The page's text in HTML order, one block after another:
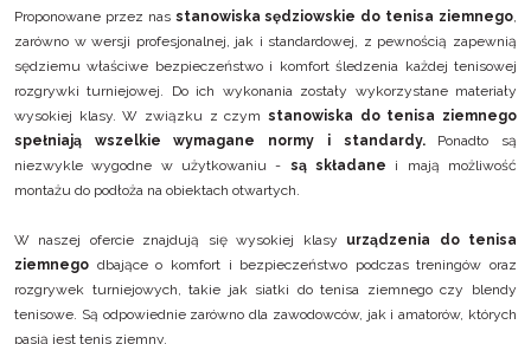
Proponowane przez nasstanowiska sędziowskie do tenisa ziemnego,
zarówno w wersji profesjonalnej, jak i standardowej, z pewnością zapewnią
sędziemu właściwe bezpieczeństwo i komfort śledzenia każdej tenisowej
rozgrywki turniejowej. Do ich wykonania zostały wykorzystane materiały
wysokiej klasy. W związku z czym stanowiska do tenisa ziemnego
spełniają wszelkie wymagane normy i standardy.Ponadto są
niezwykle wygodne w użytkowaniu - są składane i mają możliwość
montażu do podłoża na obiektach otwartych.
W naszej ofercie znajdują się wysokiej klasy urządzenia do tenisa
ziemnego dbające o komfort i bezpieczeństwo podczas treningów oraz
rozgrywek turniejowych, takie jak siatki do tenisa ziemnegoczy blendy
tenisowe. Są odpowiednie zarówno dla zawodowców, jak i amatorów, których
pasją jest tenis ziemny.